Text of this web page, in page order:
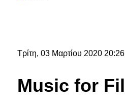
Τρίτη, 03 Μαρτίου 2020 20:26
Music for